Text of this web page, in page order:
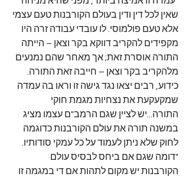
שאין לכל דין ודין בעולם הקורבנות טעם עצמי
אלא טעם פולמוסי. לו עובדי עבודה זרה היו
מקפידים להקריב דווקא בקר וצאן – הייתה
התורה אוסרת זאת; אך מאחר שהם נמנעים
מלהקריב בקר וצאן – חייבה זאת התורה.
כידוע, רבים יצאו נגד גישה זו וראו בה עמדה
שמקעקעת את נצחיות מגמת חוקי
התורה...יש לציין שגם הרמב"ם עצמו מציג
במשנה תורה את עולם הקורבנות כדוגמה
לחוק שלא ניתן לעמוד על כל עמקי סודותיו.
"דומה שגם אם ביחס לבסיס עולם
הקורבנות יש מקום לתהות אם די במגמה זו